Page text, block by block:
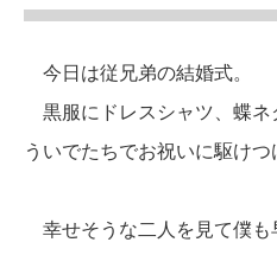
今日は従兄弟の結婚式。
黒服にドレスシャツ、蝶ネ
ういでたちでお祝いに駆けつ
幸せそうな二人を見て僕も